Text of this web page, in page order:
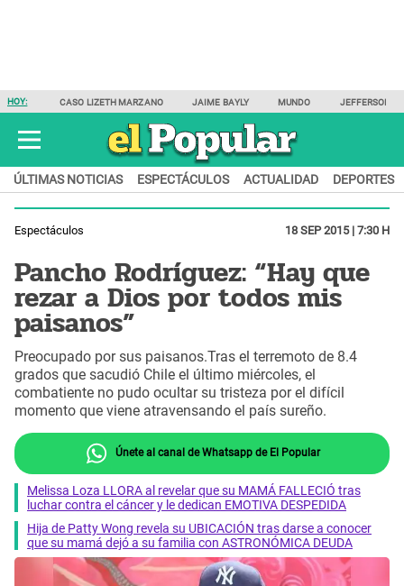
HOY: CASO LIZETH MARZANO JAIME BAYLY MUNDO JEFFERSON
ÚLTIMAS NOTICIAS ESPECTÁCULOS ACTUALIDAD DEPORTES
Espectáculos 18 SEP 2015 | 7:30 H
Pancho Rodríguez: “Hay que
rezar a Dios por todos mis
paisanos”
Preocupado por sus paisanos.Tras el terremoto de 8.4
grados que sacudió Chile el último miércoles, el
combatiente no pudo ocultar su tristeza por el difícil
momento que viene atravensando el país sureño.
Únete al canal de Whatsapp de El Popular
Melissa Loza LLORA al revelar que su MAMÁ FALLECIÓ tras
luchar contra el cáncer y le dedican EMOTIVA DESPEDIDA
Hija de Patty Wong revela su UBICACIÓN tras darse a conocer
que su mamá dejó a su familia con ASTRONÓMICA DEUDA